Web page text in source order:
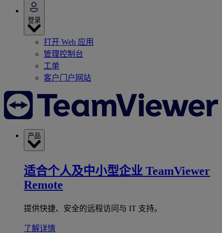
登录
打开 Web 应用
管理控制台
工单
客户门户网站
产品
适合个人及中小型企业 TeamViewer
Remote
提供快捷、安全的远程访问与 IT 支持。
了解详情